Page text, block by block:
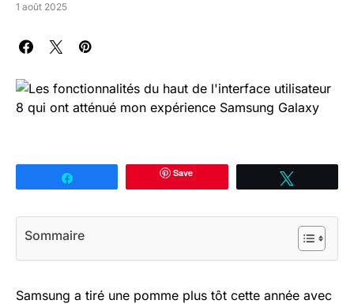
1 août 2025
Save
Sommaire
Samsung a tiré une pomme plus tôt cette année avec